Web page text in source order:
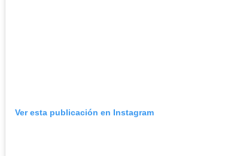
Ver esta publicación en Instagram